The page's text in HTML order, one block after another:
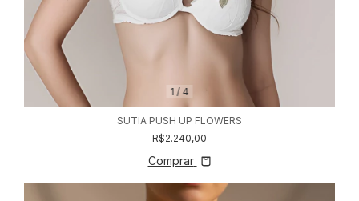
1 / 4
SUTIA PUSH UP FLOWERS
R$2.240,00
Comprar